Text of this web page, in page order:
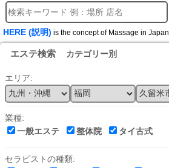
HERE (説明) is the concept of Massage in Japan
エステ検索 カテゴリー別
エリア:
業種:
一般エステ
整体院 タイ古式
セラピストの種類: